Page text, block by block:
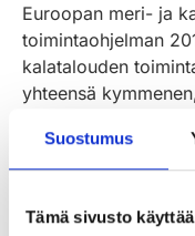
Suostumus
Tämä sivusto
Euroopan meri- ja
toimintaohjelman
kalatalouden
yhteensä
Suomen ryhmät
on edistää